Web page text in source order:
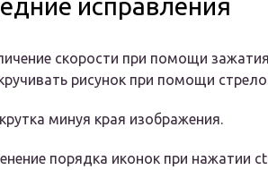
исправления
скорости при помощи
рисунок при помощи
минуя края изображения.
порядка иконок при нажатии